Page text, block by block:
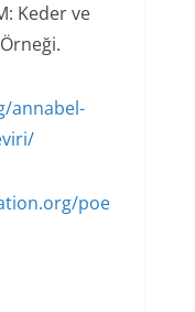
Keder ve
annabel-
poe